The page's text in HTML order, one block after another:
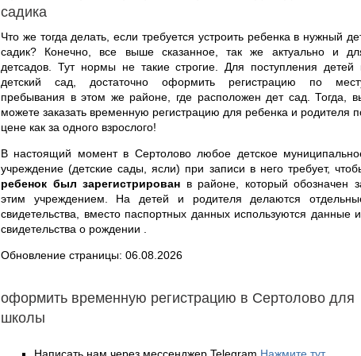
садика
Что же тогда делать, если требуется устроить ребенка в нужный
садик? Конечно, все выше сказанное, так же актуально и
детсадов. Тут нормы не такие строгие. Для поступления детей
детский сад, достаточно оформить регистрацию по
пребывания в этом же районе, где расположен дет сад. Тогда,
можете заказать временную регистрацию для ребенка и родителя
цене как за одного взрослого!
В настоящий момент в Сертолово любое детское
учреждение (детские сады, ясли) при записи в него требует,
ребенок был зарегистрирован в районе, который обозначен
этим учреждением. На детей и родителя делаются
свидетельства, вместо паспортных данных используются данные
свидетельства о рождении .
Обновление страницы: 06.08.2026
оформить временную регистрацию в Сертолово для
школы